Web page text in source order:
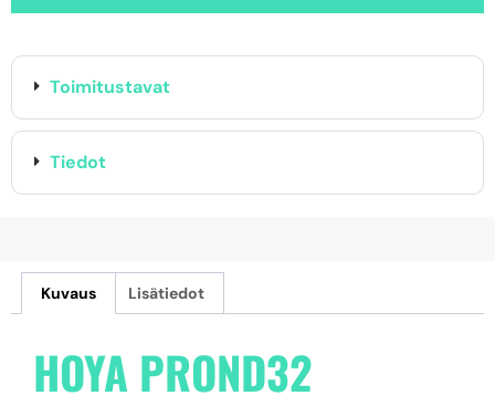
Toimitustavat
Tiedot
Kuvaus Lisätiedot
HOYA PROND32